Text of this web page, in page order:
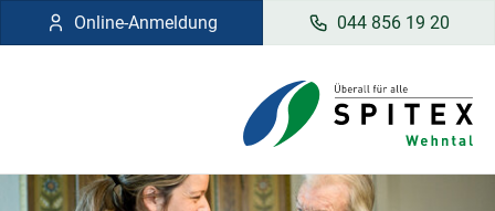
Online-Anmeldung 044 856 19 20